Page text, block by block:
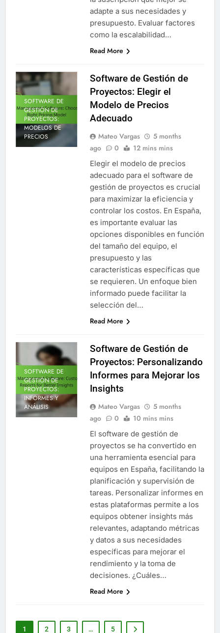
adapte a sus necesidades y
presupuesto. Evaluar factores
como la escalabilidad…
Read More
SOFTWARE DE
GESTIÓN DE
PROYECTOS:
MODELOS DE
PRECIOS
Software de Gestión de
Proyectos: Elegir el
Modelo de Precios
Adecuado
Mateo Vargas
5 months
ago
0 12 mins mins
Elegir el modelo de precios
adecuado para el software de
gestión de proyectos es crucial
para maximizar la eficiencia y
controlar los costos. En España,
es importante evaluar las
opciones disponibles en función
del tamaño del equipo, el
presupuesto y las
características específicas que
se requieren. Un enfoque bien
informado puede facilitar la
selección del…
Read More
SOFTWARE DE
GESTIÓN DE
PROYECTOS:
INFORMES Y
ANÁLISIS
Software de Gestión de
Proyectos: Personalizando
Informes para Mejorar los
Insights
Mateo Vargas
5 months
ago
0 10 mins mins
El software de gestión de
proyectos se ha convertido en
una herramienta esencial para
equipos en España, facilitando la
planificación y supervisión de
tareas. Personalizar informes en
estas plataformas permite a los
equipos obtener insights más
relevantes, adaptando métricas
y datos a sus necesidades
específicas para mejorar el
rendimiento y la toma de
decisiones. ¿Cuáles…
Read More
1 2 3 … 5